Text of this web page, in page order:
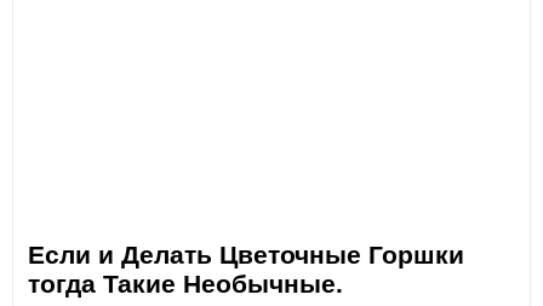
Если и Делать Цветочные Горшки
тогда Такие Необычные.